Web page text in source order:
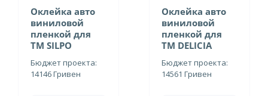
Оклейка авто
виниловой
пленкой для
ТМ SILPO
Бюджет проекта:
14146 Гривен
Оклейка авто
виниловой
пленкой для
ТМ DELICIA
Бюджет проекта:
14561 Гривен